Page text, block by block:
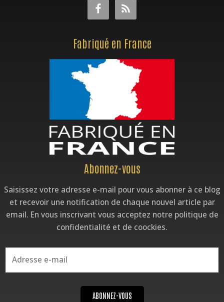
Fabriqué en France
Abonnez-vous
Saisissez votre adresse e-mail pour vous abonner à ce blog
et recevoir une notification de chaque nouvel article par
email. En vous inscrivant vous acceptez notre politique de
confidentialité et de coockies.
mail
ABONNEZ-VOUS